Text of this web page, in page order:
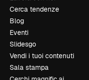
Cerca tendenze
Blog
Eventi
Slidesgo
Vendi i tuoi contenuti
Sala stampa